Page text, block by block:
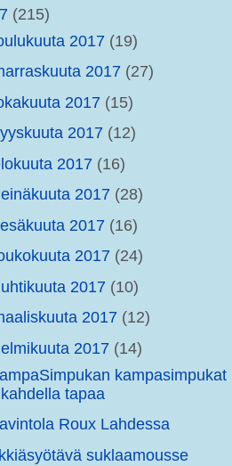
(215)
2017 (19)
2017 (27)
2017 (15)
2017 (12)
2017 (16)
2017 (28)
2017 (16)
2017 (24)
2017 (10)
2017 (12)
2017 (14)
kampasimpukat
kahdella tapaa
Roux Lahdessa
suklaamousse